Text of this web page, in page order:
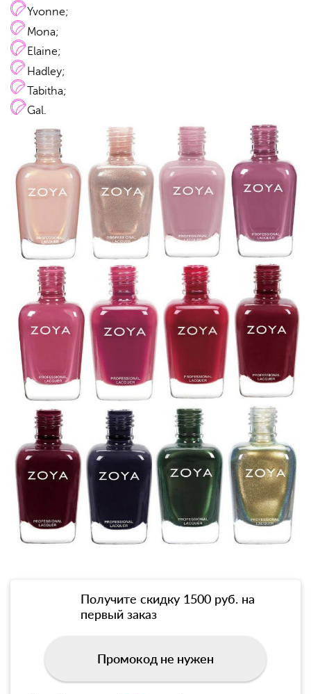
Yvonne;
Mona;
Elaine;
Hadley;
Tabitha;
Gal.
Получите скидку 1500 руб. на
первый заказ
Промокод не нужен